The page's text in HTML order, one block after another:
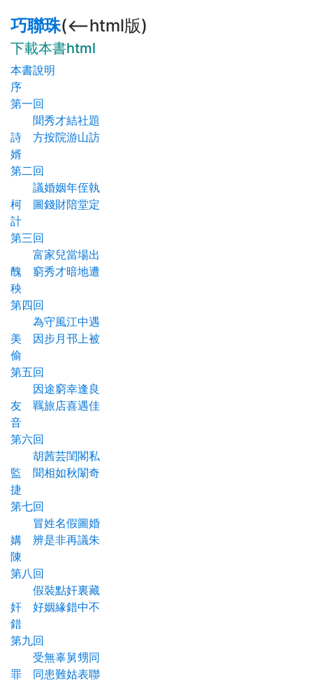
巧聯珠(<--html版)
下載本書html
本書說明
序
第一回
聞秀才結社題
詩 方按院游山訪
婿
第二回
議婚姻年侄執
柯 圖錢財陪堂定
計
第三回
富家兒當場出
醜 窮秀才暗地遭
秧
第四回
為守風江中遇
美 因步月邗上被
偷
第五回
因途窮幸逢良
友 羈旅店喜遇佳
音
第六回
胡茜芸閨閣私
監 聞相如秋闈奇
捷
第七回
冒姓名假圖婚
媾 辨是非再議朱
陳
第八回
假裝點奸裏藏
奸 好姻緣錯中不
錯
第九回
受無辜舅甥同
罪 同患難姑表聯